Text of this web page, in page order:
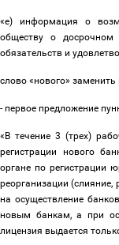
«е) информация о
обществу о досрочном
обязательств и
слово «нового» заменить
- первое предложение
«В течение 3 (трех)
регистрации нового
органе по регистрации
реорганизации
на осуществление
новым банкам, а при
лицензия выдается